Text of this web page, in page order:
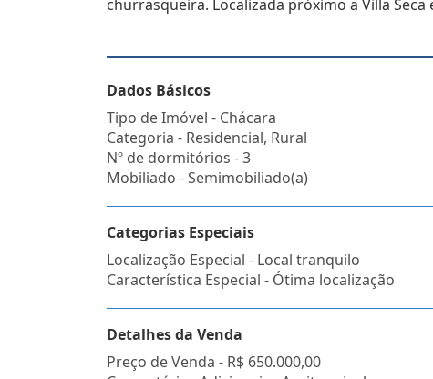
churrasqueira. Localizada próximo a Villa Seca
Dados Básicos
Tipo de Imóvel - Chácara
Categoria - Residencial, Rural
Nº de dormitórios - 3
Mobiliado - Semimobiliado(a)
Categorias Especiais
Localização Especial - Local tranquilo
Característica Especial - Ótima localização
Detalhes da Venda
Preço de Venda - R$ 650.000,00